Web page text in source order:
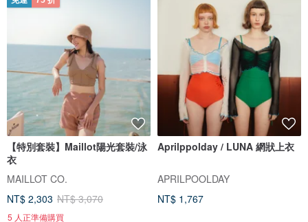
【特別套裝】Maillot陽光套裝/泳
衣
MAILLOT CO.
NT$ 2,303 NT$ 3,070
5 人正準備購買
Aprilppolday / LUNA 網狀上衣
APRILPOOLDAY
NT$ 1,767